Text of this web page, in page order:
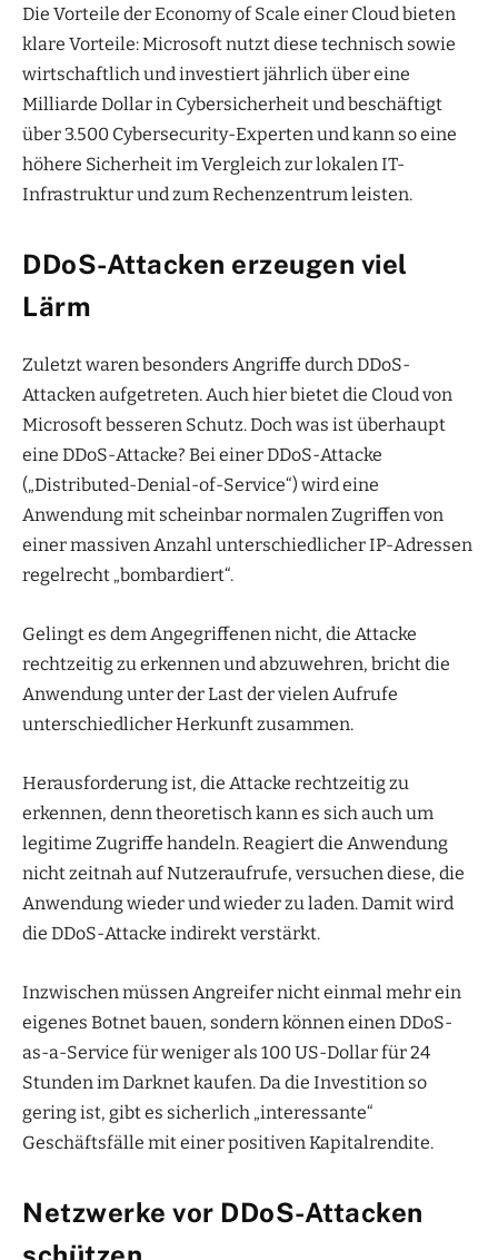
Die Vorteile der Economy of Scale einer Cloud bieten
klare Vorteile: Microsoft nutzt diese technisch sowie
wirtschaftlich und investiert jährlich über eine
Milliarde Dollar in Cybersicherheit und beschäftigt
über 3.500 Cybersecurity-Experten und kann so eine
höhere Sicherheit im Vergleich zur lokalen IT-
Infrastruktur und zum Rechenzentrum leisten.
DDoS-Attacken erzeugen viel
Lärm
Zuletzt waren besonders Angriffe durch DDoS-
Attacken aufgetreten. Auch hier bietet die Cloud von
Microsoft besseren Schutz. Doch was ist überhaupt
eine DDoS-Attacke? Bei einer DDoS-Attacke
(„Distributed-Denial-of-Service“) wird eine
Anwendung mit scheinbar normalen Zugriffen von
einer massiven Anzahl unterschiedlicher IP-Adressen
regelrecht „bombardiert“.
Gelingt es dem Angegriffenen nicht, die Attacke
rechtzeitig zu erkennen und abzuwehren, bricht die
Anwendung unter der Last der vielen Aufrufe
unterschiedlicher Herkunft zusammen.
Herausforderung ist, die Attacke rechtzeitig zu
erkennen, denn theoretisch kann es sich auch um
legitime Zugriffe handeln. Reagiert die Anwendung
nicht zeitnah auf Nutzeraufrufe, versuchen diese, die
Anwendung wieder und wieder zu laden. Damit wird
die DDoS-Attacke indirekt verstärkt.
Inzwischen müssen Angreifer nicht einmal mehr ein
eigenes Botnet bauen, sondern können einen DDoS-
as-a-Service für weniger als 100 US-Dollar für 24
Stunden im Darknet kaufen. Da die Investition so
gering ist, gibt es sicherlich „interessante“
Geschäftsfälle mit einer positiven Kapitalrendite.
Netzwerke vor DDoS-Attacken